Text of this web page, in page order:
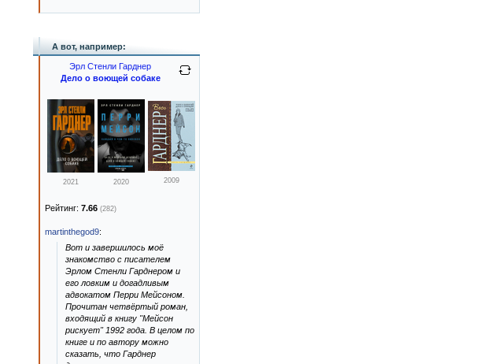
А вот, например:
Эрл Стенли Гарднер
Дело о воющей собаке
2021 2020 2009
Рейтинг: 7.66 (282)
martinthegod9:
Вот и завершилось моё
знакомство с писателем
Эрлом Стенли Гарднером и
его ловким и догадливым
адвокатом Перри Мейсоном.
Прочитан четвёртый роман,
входящий в книгу "Мейсон
рискует" 1992 года. В целом по
книге и по автору можно
сказать, что Гарднер